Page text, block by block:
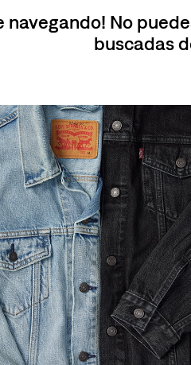
navegando! No
buscadas